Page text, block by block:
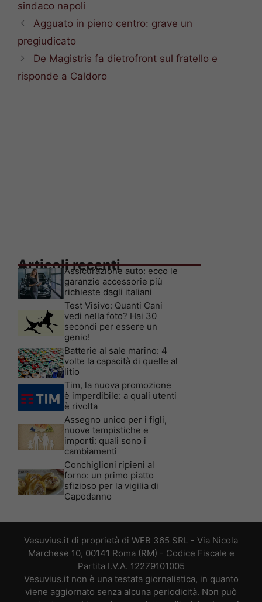
sindaco napoli
Agguato in pieno centro: grave un
pregiudicato
De Magistris fa dietrofront sul fratello e
risponde a Caldoro
Articoli recenti
Assicurazione auto: ecco le
garanzie accessorie più
richieste dagli italiani
Test Visivo: Quanti Cani
vedi nella foto? Hai 30
secondi per essere un
genio!
Batterie al sale marino: 4
volte la capacità di quelle al
litio
Tim, la nuova promozione
è imperdibile: a quali utenti
è rivolta
Assegno unico per i figli,
nuove tempistiche e
importi: quali sono i
cambiamenti
Conchiglioni ripieni al
forno: un primo piatto
sfizioso per la vigilia di
Capodanno
Vesuvius.it di proprietà di WEB 365 SRL - Via Nicola
Marchese 10, 00141 Roma (RM) - Codice Fiscale e
Partita I.V.A. 12279101005
Vesuvius.it non è una testata giornalistica, in quanto
viene aggiornato senza alcuna periodicità. Non può